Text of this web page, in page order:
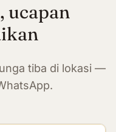
ucapan
tiba di lokasi —